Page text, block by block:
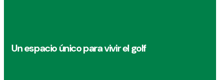
Un espacio único para vivir el golf